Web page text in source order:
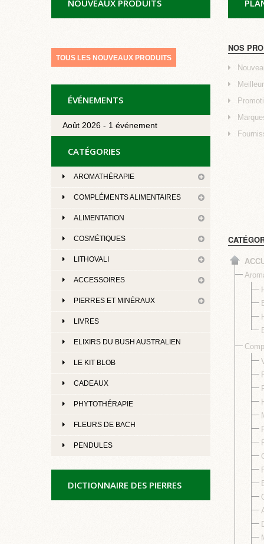
NOUVEAUX PRODUITS
TOUS LES NOUVEAUX PRODUITS
ÉVÉNEMENTS
Août 2026 - 1 événement
CATÉGORIES
AROMATHÉRAPIE
COMPLÉMENTS ALIMENTAIRES
ALIMENTATION
COSMÉTIQUES
LITHOVALI
ACCESSOIRES
PIERRES ET MINÉRAUX
LIVRES
ELIXIRS DU BUSH AUSTRALIEN
LE KIT BLOB
CADEAUX
PHYTOTHÉRAPIE
FLEURS DE BACH
PENDULES
DICTIONNAIRE DES PIERRES
NOS